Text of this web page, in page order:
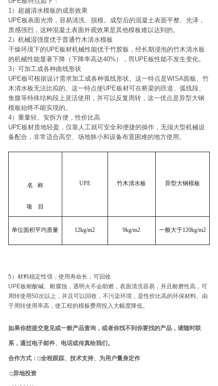
1）超越清水模板的成形效果
UPE板表面光滑，容易清洗、脱模。成型后的混凝土表面平整、光泽，
质感强烈，这种混凝土表面外观效果是其他模板难以达到的。
2）机械湿强度优于普通竹木清水模板
干燥环境下的UPE板材机械性能优于竹胶板，经长期浸泡的竹木清水板
的机械性能显著下降（下降率高达40%），而UPE板性能不发生变化。
3）可加工成各种曲线形状
UPE板可根据设计需求加工成各种弧线形状。这一特点是WISA面板、竹
木清水板无法比拟的。这一特点使UPE板材可在桥梁的匝道、弧线段、
鱼腹等特殊结构段上灵活使用，并可以反复周转，这一优点是异型大钢
模板始终不能实现的。
4）重量轻、安拆方便，性价比高
UPE板材质地轻盈，仅靠人工就可安全和便捷的操作，无须大型机械设
备配合，非常适合高空、场地狭小和设备布置困难的地方使用。
名 称
项 目
UPE 竹木清水板 异型大钢模板
单位面积平均质量 12kg/m2 9kg/m2 一般大于120kg/m2
5）材料稳定性强，使用寿命长，可回收
UPE板耐酸碱、耐腐蚀，遇明火不会助燃，表面清洗容易，并且耐磨性高，可
周转使用50次以上，并且可以回收，不污染环境，是性价比高的环保材料。由
于周转使用率高，使工程的模板费用投入大幅度降低。
如果你想提交意见或一般产品查询，或者你找不到你要找的产品，请随时联
系，通过电子邮件、电话或传真给我们。
合作方式：□全程跟踪、技术支持、为用户量身定作
□异地投资